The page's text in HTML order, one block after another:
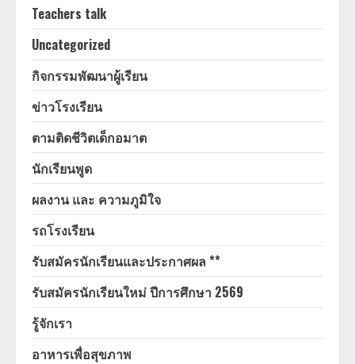
Teachers talk
Uncategorized
กิจกรรมพัฒนาผู้เรียน
ข่าวโรงเรียน
ตามติดชีวิตเด็กอมาต
นักเรียนพูด
ผลงาน และ ความภูมิใจ
รถโรงเรียน
รับสมัครนักเรียนและประกาศผล **
รับสมัครนักเรียนใหม่ ปีการศึกษา 2569
รู้จักเรา
อาหารเพื่อสุขภาพ